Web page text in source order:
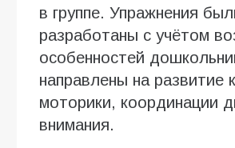
в группе. Упражнения
разработаны с учётом
особенностей
направлены на развитие
моторики, координации
внимания.